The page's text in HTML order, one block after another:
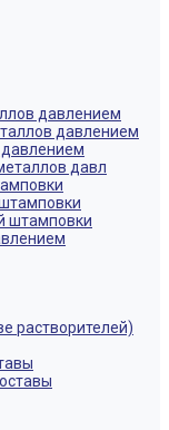
давлением
давлением
давл
штамповки
растворителей)